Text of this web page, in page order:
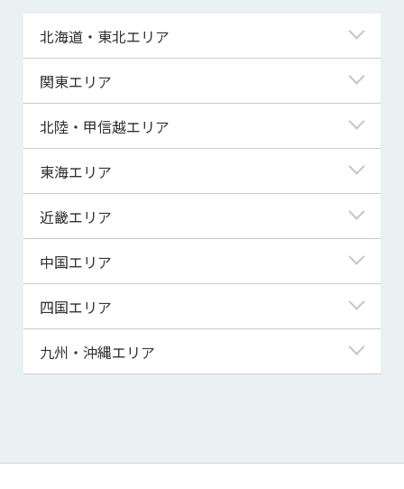
北海道・東北エリア
北海道
青森県
宮城県
秋田県
山形県
関東エリア
東京都
神奈川県
埼玉県
千葉県
茨城県
群馬県
北陸・甲信越エリア
新潟県
富山県
福井県
山梨県
長野県
東海エリア
岐阜県
静岡県
三重県
近畿エリア
滋賀県
京都府
大阪府
兵庫県
和歌山県
中国エリア
鳥取県
島根県
山口県
四国エリア
徳島県
高知県
九州・沖縄エリア